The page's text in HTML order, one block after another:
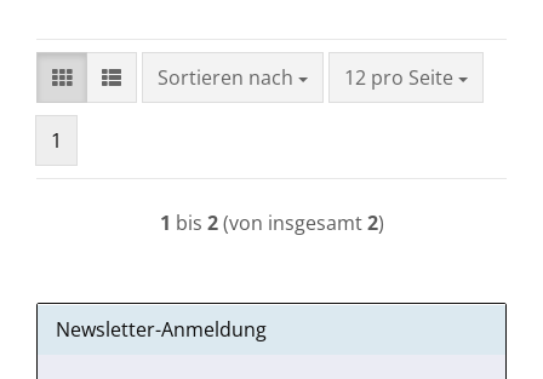
Sortieren nach
Sortieren nach 12 pro Seite
pro Seite
1
1 bis 2(von insgesamt2)
Newsletter-Anmeldung